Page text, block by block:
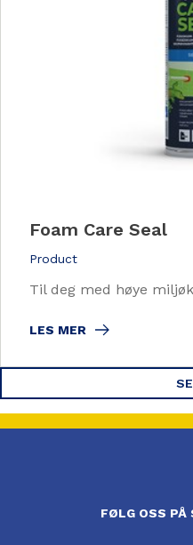
Foam Care Seal
Product
Til deg med høye
LES MER
FØLG OSS PÅ